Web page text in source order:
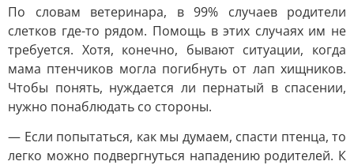
По словам ветеринара, в 99% случаев родители
слетков где-то рядом. Помощь в этих случаях им не
требуется. Хотя, конечно, бывают ситуации, когда
мама птенчиков могла погибнуть от лап хищников.
Чтобы понять, нуждается ли пернатый в спасении,
нужно понаблюдать со стороны.
— Если попытаться, как мы думаем, спасти птенца, то
легко можно подвергнуться нападению родителей. К